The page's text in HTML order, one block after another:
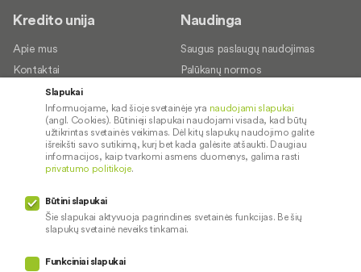
Kredito unija
Apie mus
Kontaktai
Karjera
Socialinė atsakomybė
Naudinga
Saugus paslaugų naudojimas
Palūkanų normos
įkainiai
Dokumentų santraukos
Diplomai
Pranešėjų apsauga
Slapukai
Informuojame, kad šioje svetainėje yra naudojami slapukai
(angl. Cookies). Būtinieji slapukai naudojami visada, kad būtų
užtikrintas svetainės veikimas. Dėl kitų slapukų naudojimo galite
išreikšti savo sutikimą, kurį bet kada galėsite atšaukti. Daugiau
informacijos, kaip tvarkomi asmens duomenys, galima rasti
privatumo politikoje.
Būtini slapukai
Šie slapukai aktyvuoja pagrindines svetainės funkcijas. Be šių
slapukų svetainė neveiks tinkamai.
Funkciniai slapukai